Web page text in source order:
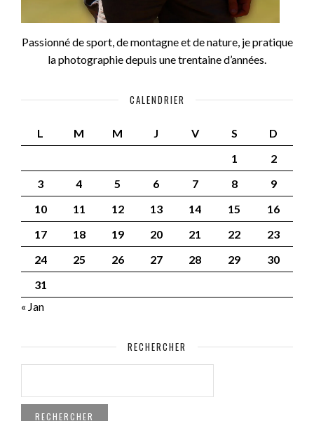
Passionné de sport, de montagne et de nature, je pratique
la photographie depuis une trentaine d’années.
CALENDRIER
L M M J V S
D
1
2
3
4 5 6 7 8
9
10
11 12 13 14 15
16
17
18 19 20 21 22
23
24
25 26 27 28 29
30
31
« Jan
RECHERCHER